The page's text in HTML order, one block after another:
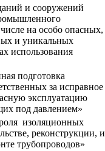
и сооружений
на особо опасных,
и уникальных
использования
подготовка
за исправное
эксплуатацию
под давлением»
изоляционных
реконструкции, и
трубопроводов»